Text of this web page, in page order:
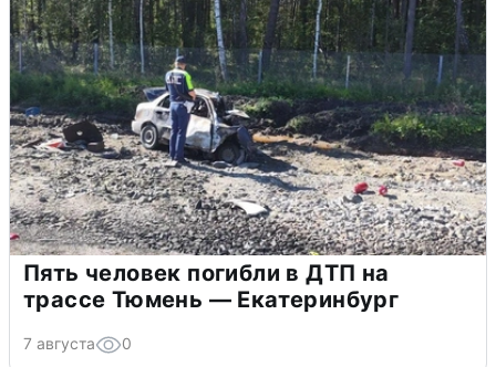
Пять человек погибли в ДТП на
трассе Тюмень — Екатеринбург
7 августа 0